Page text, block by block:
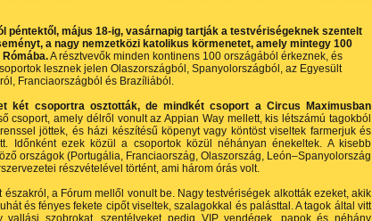
péntektől, május 18-ig, vasárnapig tartják a testvériségeknek szentelt
a nagy nemzetközi katolikus körmenetet, amely mintegy 100
A résztvevők minden kontinens 100 országából érkeznek, és
lesznek jelen Olaszországból, Spanyolországból, az Egyesült
Franciaországból és Brazíliából.
két csoportra osztották, de mindkét csoport a Circus Maximusban
csoport, amely délről vonult az Appian Way mellett, kis létszámú tagokból
jöttek, és házi készítésű köpenyt vagy köntöst viseltek farmerjuk és
Időnként ezek közül a csoportok közül néhányan énekeltek. A kisebb
országok (Portugália, Franciaország, Olaszország, León–Spanyolország
részvételével történt, ami három órás volt.
északról, a Fórum mellől vonult be. Nagy testvériségek alkották ezeket, akik
és fényes fekete cipőt viseltek, szalagokkal és palásttal. A tagok által vitt
vallási szobrokat, szentélyeket pedig VIP vendégek, papok és néhány